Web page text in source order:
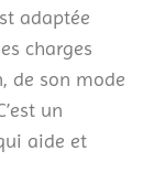
adaptée
charges
de son mode
un
aide et